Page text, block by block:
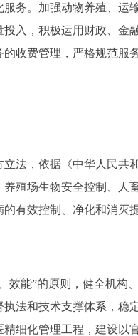
服务。加强动物养殖、
入，积极运用财政、金
的收费管理，严格规范服
，依据《中华人民共和
殖场生物安全控制、人
有效控制、净化和消灭
能”的原则，健全机构、
法和技术支撑体系，稳
精细化管理工程，建设